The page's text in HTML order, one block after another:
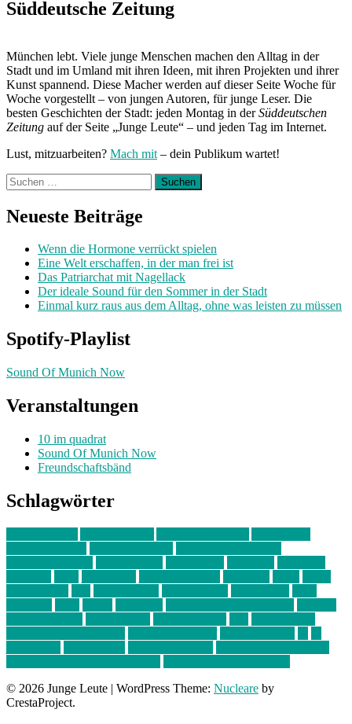
Süddeutsche Zeitung
München lebt. Viele junge Menschen machen den Alltag in der
Stadt und im Umland mit ihren Ideen, mit ihren Projekten und ihrer
Kunst spannend. Diese Macher werden auf dieser Seite Woche für
Woche vorgestellt – von jungen Autoren, für junge Leser. Die
besten Geschichten der Stadt: jeden Montag in derSüddeutschen
Zeitung auf der Seite „Junge Leute“ – und jeden Tag im Internet.
Lust, mitzuarbeiten? Mach mit – dein Publikum wartet!
Suchen
nach:
Neueste Beiträge
Wenn die Hormone verrückt spielen
Eine Welt erschaffen, in der man frei ist
Das Patriarchat mit Nagellack
Der ideale Sound für den Sommer in der Stadt
Einmal kurz raus aus dem Alltag, ohne was leisten zu müssen
Spotify-Playlist
Sound Of Munich Now
Veranstaltungen
10 im quadrat
Sound Of Munich Now
Freundschaftsbänd
Schlagwörter
© 2026 Junge Leute | WordPress Theme: Nucleare by
CrestaProject.